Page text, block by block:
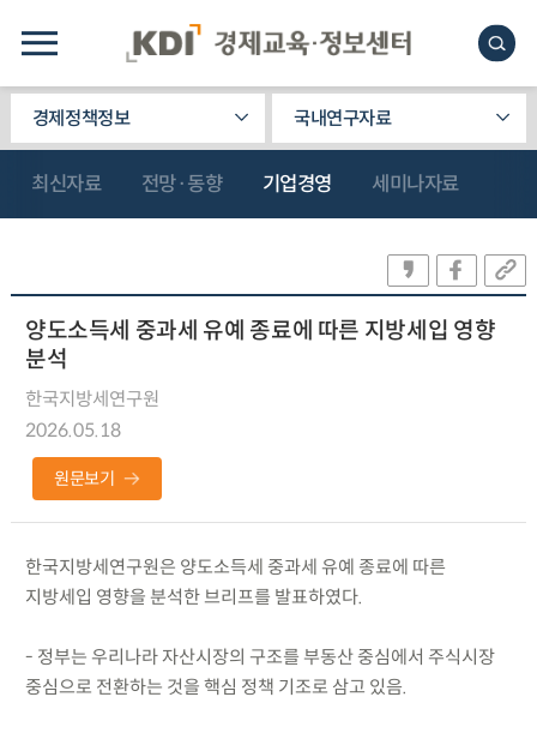
경제정책정보 국내연구자료
최신자료 전망·동향 기업경영 세미나자료
양도소득세 중과세 유예 종료에 따른 지방세입 영향
분석
한국지방세연구원
2026.05.18
원문보기
한국지방세연구원은 양도소득세 중과세 유예 종료에 따른
지방세입 영향을 분석한 브리프를 발표하였다.
- 정부는 우리나라 자산시장의 구조를 부동산 중심에서 주식시장
중심으로 전환하는 것을 핵심 정책 기조로 삼고 있음.